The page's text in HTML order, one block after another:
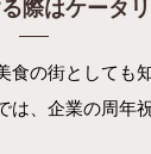
際はケータ
食の街としても
は、企業の周年